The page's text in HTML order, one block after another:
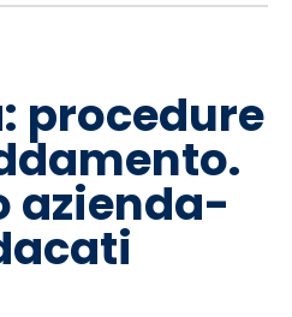
procedure
azienda-